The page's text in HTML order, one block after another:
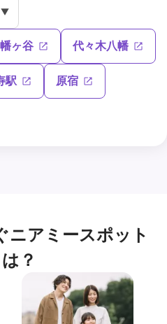
幡ヶ谷 代々木八幡
駅 原宿
ニアミースポット
？